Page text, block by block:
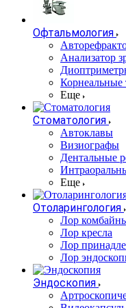
Офтальмология
Анализатор
Корнеальные
Еще
Стоматология
Автоклавы
Визиографы
Дентальные
Еще
Отоларингология
Лор
Лор кресла
Лор
Лор
Эндоскопия